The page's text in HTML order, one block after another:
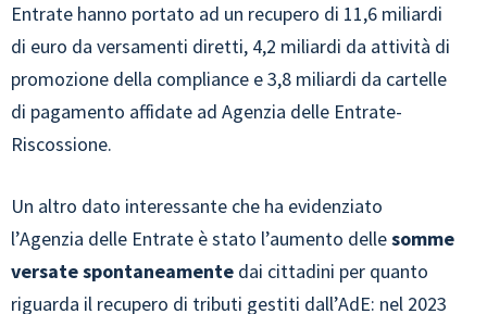
Entrate hanno portato ad un recupero di 11,6 miliardi
di euro da versamenti diretti, 4,2 miliardi da attività di
promozione della compliance e 3,8 miliardi da cartelle
di pagamento affidate ad Agenzia delle Entrate-
Riscossione.
Un altro dato interessante che ha evidenziato
l’Agenzia delle Entrate è stato l’aumento dellesomme
versate spontaneamente dai cittadini per quanto
riguarda il recupero di tributi gestiti dall’AdE: nel 2023